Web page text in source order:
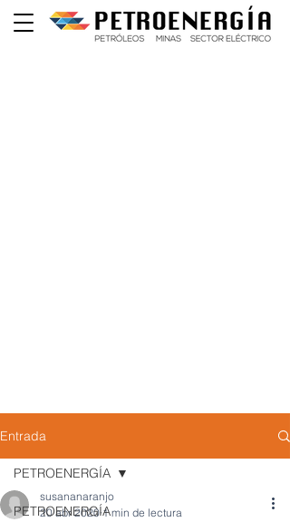
Entrada
PETROENERGÍA
PETROENERGÍA
susananaranjo
20 abr 2020 1 min de lectura